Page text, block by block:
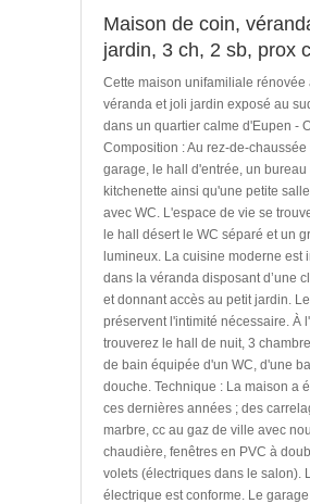
Maison de coin,
jardin, 3 ch, 2 sb, prox
Cette maison unifamiliale rénovée
véranda et joli jardin exposé au
dans un quartier calme d'Eupen -
Composition : Au rez-de-chaussée
garage, le hall d'entrée, un bureau
kitchenette ainsi qu'une petite
avec WC. L'espace de vie se
le hall désert le WC séparé et un
lumineux. La cuisine moderne est
dans la véranda disposant d’une
et donnant accès au petit jardin.
préservent l'intimité nécessaire. À
trouverez le hall de nuit, 3
de bain équipée d'un WC, d'une
douche. Technique : La maison a
ces dernières années ; des
marbre, cc au gaz de ville avec
chaudière, fenêtres en PVC à
volets (électriques dans le salon).
électrique est conforme. Le